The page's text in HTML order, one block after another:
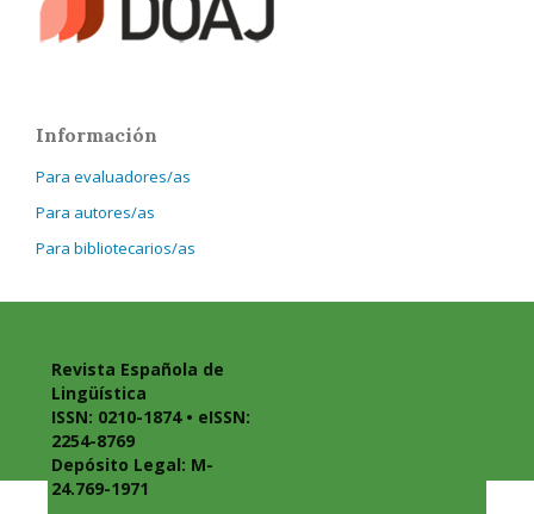
Información
Para evaluadores/as
Para autores/as
Para bibliotecarios/as
Revista Española de
Lingüística
ISSN: 0210-1874 • eISSN:
2254-8769
Depósito Legal: M-
24.769-1971